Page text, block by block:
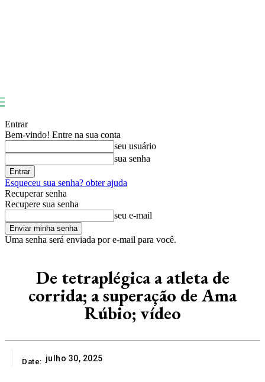
Entrar
Bem-vindo! Entre na sua conta
seu usuário
sua senha
Esqueceu sua senha? obter ajuda
Recuperar senha
Recupere sua senha
seu e-mail
Uma senha será enviada por e-mail para você.
De tetraplégica a atleta de
corrida; a superação de Ama
Rúbio; vídeo
Date: julho 30, 2025